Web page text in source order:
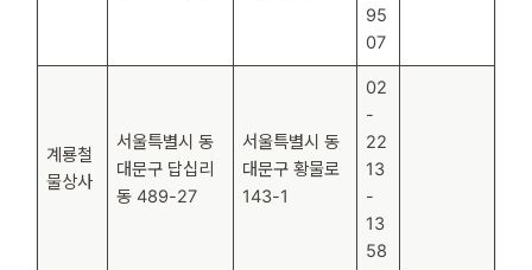
95
07
계룡철
물상사
서울특별시 동
대문구 답십리
동 489-27
서울특별시 동
대문구 황물로
143-1
02
-
22
13
-
13
58